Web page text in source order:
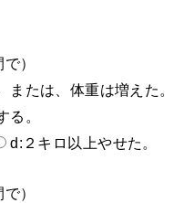
）
たは、体重は増えた。
る。
d:２キロ以上やせた。
）